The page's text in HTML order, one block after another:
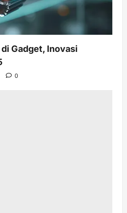
Gadget, Inovasi
0